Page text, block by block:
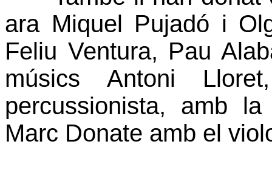
ara Miquel Pujadó i
Feliu Ventura, Pau
músics Antoni
percussionista, amb
Marc Donate amb el